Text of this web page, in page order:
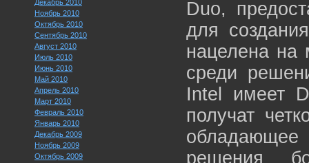
Декабрь 2010
Ноябрь 2010
Октябрь 2010
Сентябрь 2010
Август 2010
Июль 2010
Июнь 2010
Май 2010
Апрель 2010
Март 2010
Февраль 2010
Январь 2010
Декабрь 2009
Ноябрь 2009
Октябрь 2009
Duo,
для
нацелена на
среди
Intel имеет
получат
обладающее
решения